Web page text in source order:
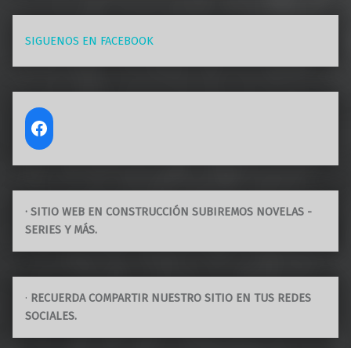
SIGUENOS EN FACEBOOK
· SITIO WEB EN CONSTRUCCIÓN SUBIREMOS NOVELAS -
SERIES Y MÁS.
· RECUERDA COMPARTIR NUESTRO SITIO EN TUS REDES
SOCIALES.